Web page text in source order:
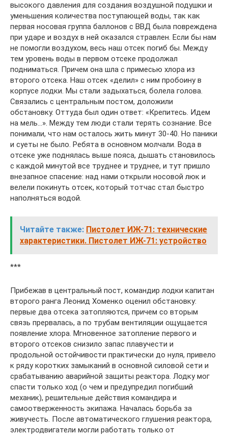
высокого давления для создания воздушной подушки и
уменьшения количества поступающей воды, так как
первая носовая группа баллонов с ВВД была повреждена
при ударе и воздух в ней оказался стравлен. Если бы нам
не помогли воздухом, весь наш отсек погиб бы. Между
тем уровень воды в первом отсеке продолжал
подниматься. Причем она шла с примесью хлора из
второго отсека. Наш отсек «делил» с ним пробоину в
корпусе лодки. Мы стали задыхаться, болела голова.
Связались с центральным постом, доложили
обстановку. Оттуда был один ответ: «Крепитесь. Идем
на мель…». Между тем люди стали терять сознание. Все
понимали, что нам осталось жить минут 30-40. Но паники
и суеты не было. Ребята в основном молчали. Вода в
отсеке уже поднялась выше пояса, дышать становилось
с каждой минутой все труднее и труднее, и тут пришло
внезапное спасение: над нами открыли носовой люк и
велели покинуть отсек, который тотчас стал быстро
наполняться водой.
Читайте также: Пистолет ИЖ-71: технические
характеристики. Пистолет ИЖ-71: устройство
***
Прибежав в центральный пост, командир лодки капитан
второго ранга Леонид Хоменко оценил обстановку:
первые два отсека затопляются, причем со вторым
связь прервалась, а по трубам вентиляции ощущается
появление хлора. Мгновенное затопление первого и
второго отсеков снизило запас плавучести и
продольной остойчивости практически до нуля, привело
к ряду коротких замыканий в основной силовой сети и
срабатыванию аварийной защиты реактора. Лодку мог
спасти только ход (о чем и предупредил погибший
механик), решительные действия командира и
самоотверженность экипажа. Началась борьба за
живучесть. После автоматического глушения реактора,
электродвигатели могли работать только от